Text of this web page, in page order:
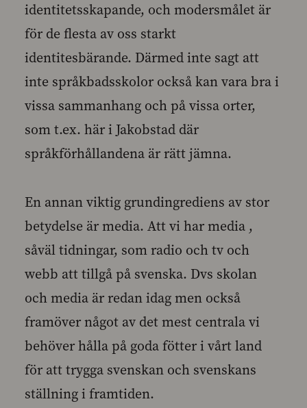
identitetsskapande, och modersmålet är
för de flesta av oss starkt
identitesbärande. Därmed inte sagt att
inte språkbadsskolor också kan vara bra i
vissa sammanhang och på vissa orter,
som t.ex. här i Jakobstad där
språkförhållandena är rätt jämna.
En annan viktig grundingrediens av stor
betydelse är media. Att vi har media ,
såväl tidningar, som radio och tv och
webb att tillgå på svenska. Dvs skolan
och media är redan idag men också
framöver något av det mest centrala vi
behöver hålla på goda fötter i vårt land
för att trygga svenskan och svenskans
ställning i framtiden.